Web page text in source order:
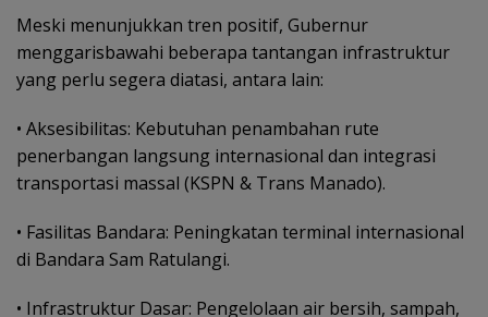
Meski menunjukkan tren positif, Gubernur
menggarisbawahi beberapa tantangan infrastruktur
yang perlu segera diatasi, antara lain:
•⁠ ⁠Aksesibilitas: Kebutuhan penambahan rute
penerbangan langsung internasional dan integrasi
transportasi massal (KSPN & Trans Manado).
•⁠ ⁠Fasilitas Bandara: Peningkatan terminal internasional
di Bandara Sam Ratulangi.
•⁠ ⁠Infrastruktur Dasar: Pengelolaan air bersih, sampah,